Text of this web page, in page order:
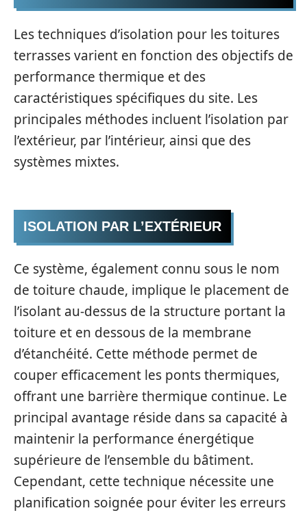
Les techniques d’isolation pour les toitures
terrasses varient en fonction des objectifs de
performance thermique et des
caractéristiques spécifiques du site. Les
principales méthodes incluent l’isolation par
l’extérieur, par l’intérieur, ainsi que des
systèmes mixtes.
ISOLATION PAR L’EXTÉRIEUR
Ce système, également connu sous le nom
de toiture chaude, implique le placement de
l’isolant au-dessus de la structure portant la
toiture et en dessous de la membrane
d’étanchéité. Cette méthode permet de
couper efficacement les ponts thermiques,
offrant une barrière thermique continue. Le
principal avantage réside dans sa capacité à
maintenir la performance énergétique
supérieure de l’ensemble du bâtiment.
Cependant, cette technique nécessite une
planification soignée pour éviter les erreurs